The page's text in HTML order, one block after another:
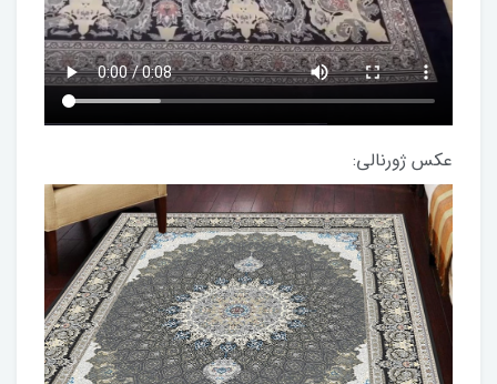
عکس ژورنالی: